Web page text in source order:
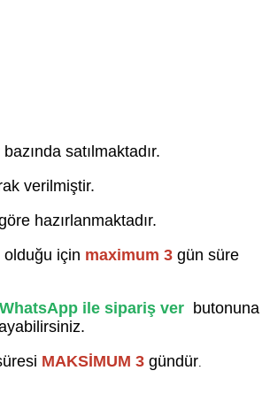
bazında satılmaktadır.
verilmiştir.
hazırlanmaktadır.
için maximum 3 gün süre
WhatsApp ile sipariş ver butonuna
MAKSİMUM 3 gündür.